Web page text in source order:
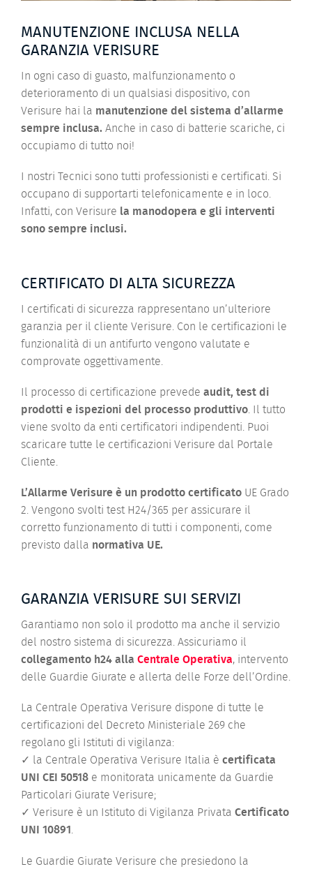
MANUTENZIONE INCLUSA NELLA
GARANZIA VERISURE
In ogni caso di guasto, malfunzionamento o
deterioramento di un qualsiasi dispositivo, con
Verisure hai la manutenzione del sistema d’allarme
sempre inclusa. Anche in caso di batterie scariche, ci
occupiamo di tutto noi!
I nostri Tecnici sono tutti professionisti e certificati. Si
occupano di supportarti telefonicamente e in loco.
Infatti, con Verisure la manodopera e gli interventi
sono sempre inclusi.
CERTIFICATO DI ALTA SICUREZZA
I certificati di sicurezza rappresentano un’ulteriore
garanzia per il cliente Verisure. Con le certificazioni le
funzionalità di un antifurto vengono valutate e
comprovate oggettivamente.
Il processo di certificazione prevede audit, test di
prodotti e ispezioni del processo produttivo . Il tutto
viene svolto da enti certificatori indipendenti. Puoi
scaricare tutte le certificazioni Verisure dal Portale
Cliente.
L’Allarme Verisure è un prodotto certificato UE Grado
2. Vengono svolti test H24/365 per assicurare il
corretto funzionamento di tutti i componenti, come
previsto dalla normativa UE.
GARANZIA VERISURE SUI SERVIZI
Garantiamo non solo il prodotto ma anche il servizio
del nostro sistema di sicurezza. Assicuriamo il
collegamento h24 alla Centrale Operativa, intervento
delle Guardie Giurate e allerta delle Forze dell’Ordine.
La Centrale Operativa Verisure dispone di tutte le
certificazioni del Decreto Ministeriale 269 che
regolano gli Istituti di vigilanza:
✓ la Centrale Operativa Verisure Italia è certificata
UNI CEI 50518 e monitorata unicamente da Guardie
Particolari Giurate Verisure;
✓ Verisure è un Istituto di Vigilanza Privata Certificato
UNI 10891 .
Le Guardie Giurate Verisure che presiedono la